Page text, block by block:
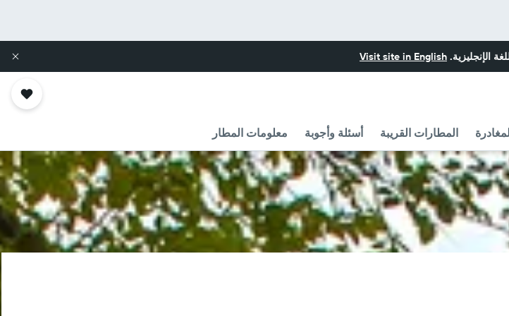
الإنجليزية. Visit site in English
المطارات القريبة أسئلة وأجوبة معلومات المطار